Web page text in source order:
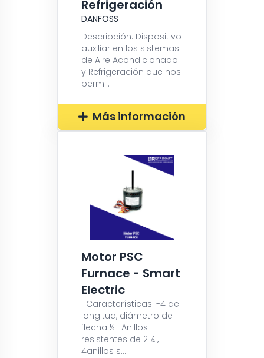
Refrigeración
DANFOSS
Descripción: Dispositivo
auxiliar en los sistemas
de Aire Acondicionado
y Refrigeración que nos
perm...
Más información
Motor PSC
Furnace - Smart
Electric
Características: -4 de
longitud, diámetro de
flecha ½ -Anillos
resistentes de 2 ¼ ,
4anillos s...